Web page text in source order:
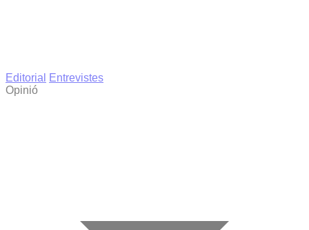
Editorial
Entrevistes
Opinió